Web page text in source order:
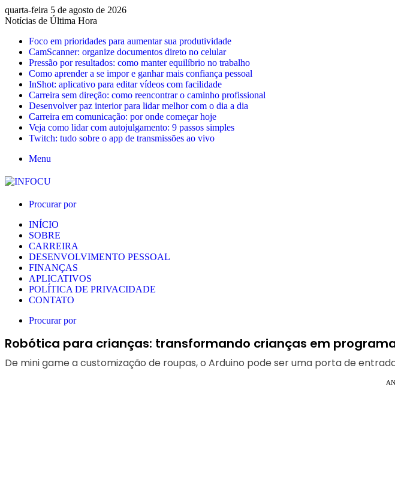
quarta-feira 5 de agosto de 2026
Notícias de Última Hora
Foco em prioridades para aumentar sua produtividade
CamScanner: organize documentos direto no celular
Pressão por resultados: como manter equilíbrio no trabalho
Como aprender a se impor e ganhar mais confiança pessoal
InShot: aplicativo para editar vídeos com facilidade
Carreira sem direção: como reencontrar o caminho profissional
Desenvolver paz interior para lidar melhor com o dia a dia
Carreira em comunicação: por onde começar hoje
Veja como lidar com autojulgamento: 9 passos simples
Twitch: tudo sobre o app de transmissões ao vivo
Menu
Procurar por
INÍCIO
SOBRE
CARREIRA
DESENVOLVIMENTO PESSOAL
FINANÇAS
APLICATIVOS
POLÍTICA DE PRIVACIDADE
CONTATO
Procurar por
Robótica para crianças: transformando crianças em
De mini game a customização de roupas, o Arduino pode ser uma porta de